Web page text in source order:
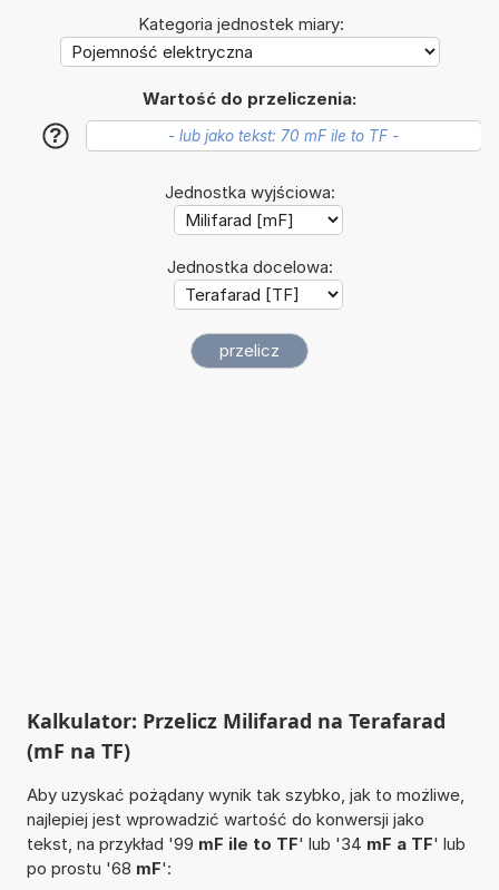
Kategoria jednostek miary:
Wartość do przeliczenia:
?
Jednostka wyjściowa:
Jednostka docelowa:
Kalkulator: Przelicz Milifarad na Terafarad
(mF na TF)
Aby uzyskać pożądany wynik tak szybko, jak to możliwe,
najlepiej jest wprowadzić wartość do konwersji jako
tekst, na przykład '99 mF ile to TF' lub '34 mF a TF' lub
po prostu '68 mF':